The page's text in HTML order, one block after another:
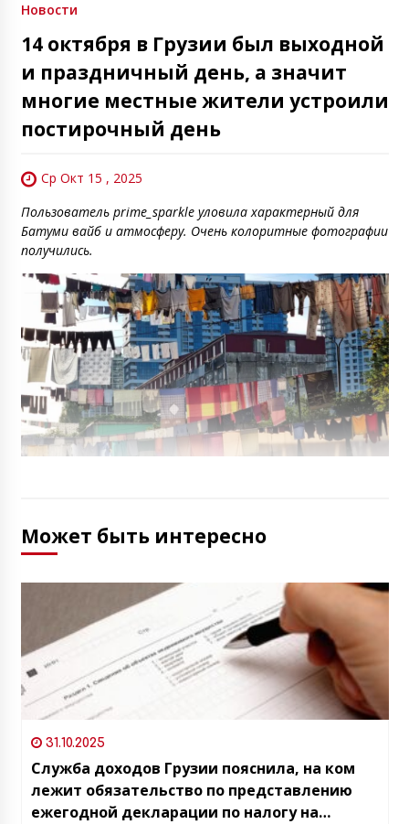
Новости
14 октября в Грузии был выходной
и праздничный день, а значит
многие местные жители устроили
постирочный день
Ср Окт 15 , 2025
Пользователь prime_sparkle уловила характерный для
Батуми вайб и атмосферу. Очень колоритные фотографии
получились.
Может быть интересно
31.10.2025
Служба доходов Грузии пояснила, на ком
лежит обязательство по представлению
ежегодной декларации по налогу на